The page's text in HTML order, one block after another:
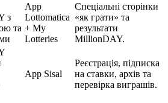
з
та
App
Lottomatica
+ My
Lotteries
Спеціальні сторінки
«як грати» та
результати
MillionDAY.
App Sisal
Реєстрація, підписка
на ставки, архів та
перевірка виграшів.